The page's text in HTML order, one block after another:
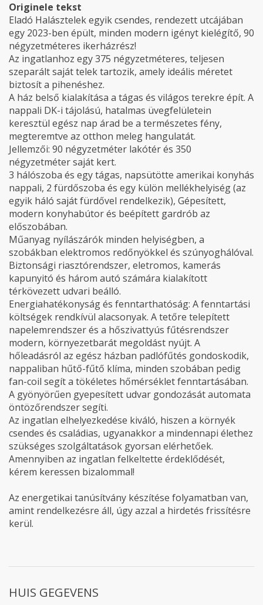
Originele tekst
Eladó Halásztelek egyik csendes, rendezett utcájában
egy 2023-ben épült, minden modern igényt kielégítő, 90
négyzetméteres ikerházrész!
Az ingatlanhoz egy 375 négyzetméteres, teljesen
szeparált saját telek tartozik, amely ideális méretet
biztosít a pihenéshez.
A ház belső kialakítása a tágas és világos terekre épít. A
nappali DK-i tájolású, hatalmas üvegfelületein
keresztül egész nap árad be a természetes fény,
megteremtve az otthon meleg hangulatát.
Jellemzői: 90 négyzetméter lakótér és 350
négyzetméter saját kert.
3 hálószoba és egy tágas, napsütötte amerikai konyhás
nappali, 2 fürdőszoba és egy külön mellékhelyiség (az
egyik háló saját fürdővel rendelkezik), Gépesített,
modern konyhabútor és beépített gardrób az
előszobában.
Műanyag nyílászárók minden helyiségben, a
szobákban elektromos redőnyökkel és szúnyoghálóval.
Biztonsági riasztórendszer, eletromos, kamerás
kapunyitó és három autó számára kialakított
térkövezett udvari beálló.
Energiahatékonyság és fenntarthatóság: A fenntartási
költségek rendkívül alacsonyak. A tetőre telepített
napelemrendszer és a hőszivattyús fűtésrendszer
modern, környezetbarát megoldást nyújt. A
hőleadásról az egész házban padlófűtés gondoskodik,
nappaliban hűtő-fűtő klíma, minden szobában pedig
fan-coil segít a tökéletes hőmérséklet fenntartásában.
A gyönyörűen gyepesített udvar gondozását automata
öntözőrendszer segíti.
Az ingatlan elhelyezkedése kiváló, hiszen a környék
csendes és családias, ugyanakkor a mindennapi élethez
szükséges szolgáltatások gyorsan elérhetőek.
Amennyiben az ingatlan felkeltette érdeklődését,
kérem keressen bizalommal!
Az energetikai tanúsítvány készítése folyamatban van,
amint rendelkezésre áll, úgy azzal a hirdetés frissítésre
kerül.
HUIS GEGEVENS